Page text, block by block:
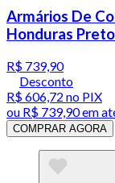
Armários De
Honduras
R$ 739,90
Desconto
R$ 606,72 no PIX
ou R$ 739,90em
COMPRAR AGORA